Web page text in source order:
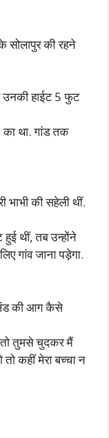
सोलापुर की रहने
उनकी हाईट 5 फुट
था. गांड तक
भाभी की सहेली थीं.
थीं, तब उन्होंने
गांव जाना पड़ेगा.
लंड की आग कैसे
तो तुमसे चुदकर मैं
कहीं मेरा बच्चा न